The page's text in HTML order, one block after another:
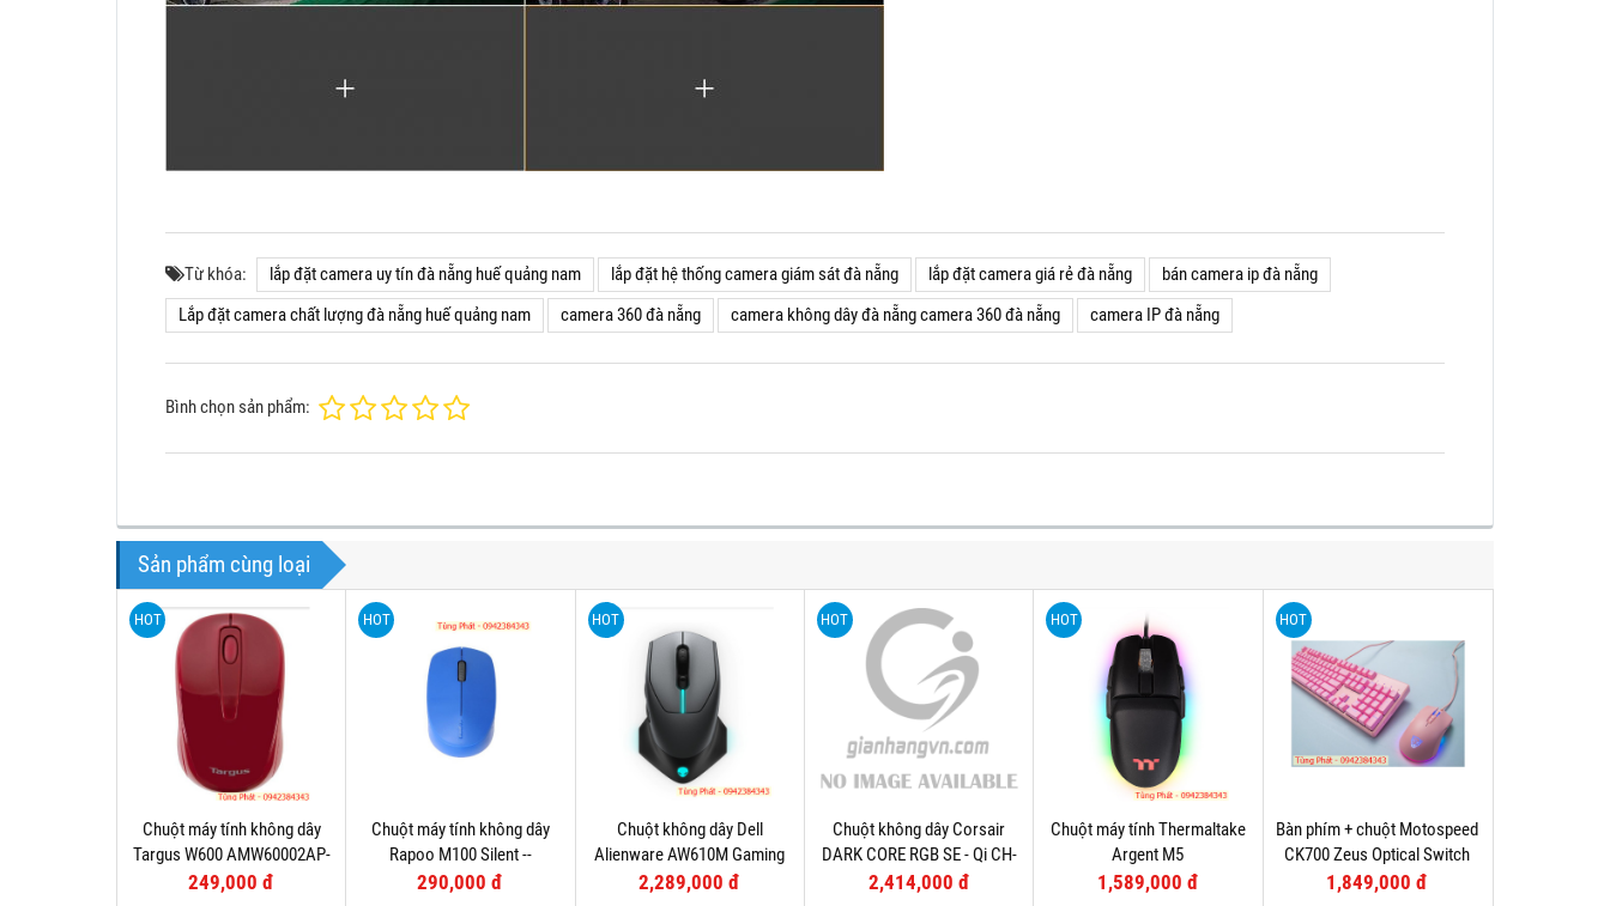
Từ khóa: lắp đặt camera uy tín đà nẵng huế quảng nam lắp đặt hệ thống camera giám sát đà nẵng lắp đặt camera giá rẻ đà nẵng
bán camera ip đà nẵng
Lắp đặt camera chất lượng đà nẵng huế quảng nam
camera 360 đà nẵng camera không dây đà nẵng camera 360 đà nẵng camera IP đà nẵng
Bình chọn sản phẩm:
Sản phẩm cùng loại
HOT
Chuột máy tính không dây
Targus W600 AMW60002AP-
52
249,000 đ
HOT
Chuột máy tính không dây
Rapoo M100 Silent --
Bluetooth
290,000 đ
HOT
Chuột không dây Dell
Alienware AW610M Gaming
2,289,000 đ
HOT
Chuột không dây Corsair
DARK CORE RGB SE - Qi CH-
9315111-AP
2,414,000 đ
HOT
Chuột máy tính Thermaltake
Argent M5
1,589,000 đ
HOT
Bàn phím + chuột Motospeed
CK700 Zeus Optical Switch
(Hồng)
1,849,000 đ